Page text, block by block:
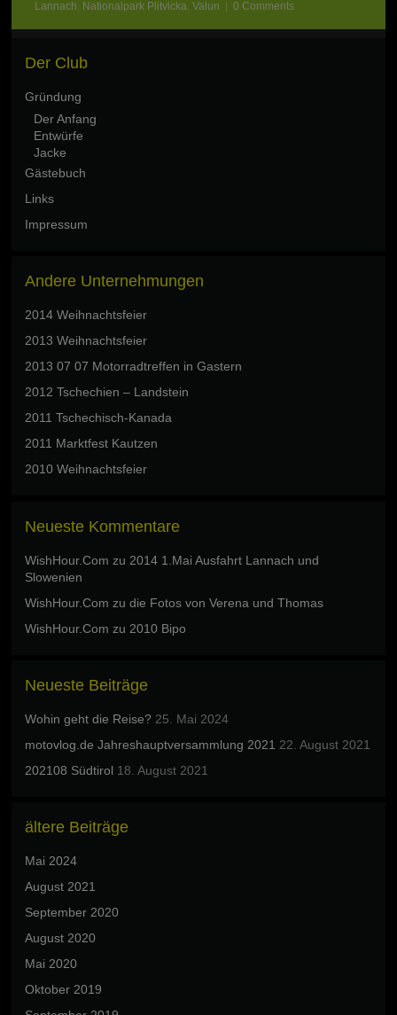
Lannach
Nationalpark Plitvicka ,Valun 0 Comments
Der Club
Gründung
Der Anfang
Entwürfe
Jacke
Gästebuch
Links
Impressum
Andere Unternehmungen
2014 Weihnachtsfeier
2013 Weihnachtsfeier
2013 07 07 Motorradtreffen in Gastern
2012 Tschechien – Landstein
2011 Tschechisch-Kanada
2011 Marktfest Kautzen
2010 Weihnachtsfeier
Neueste Kommentare
WishHour.Com zu 2014 1.Mai Ausfahrt Lannach und
Slowenien
WishHour.Com zudie Fotos von Verena und Thomas
WishHour.Com zu 2010 Bipo
Neueste Beiträge
Wohin geht die Reise? 25. Mai 2024
motovlog.de Jahreshauptversammlung 2021 22. August 2021
202108 Südtirol 18. August 2021
ältere Beiträge
Mai 2024
August 2021
September 2020
August 2020
Mai 2020
Oktober 2019